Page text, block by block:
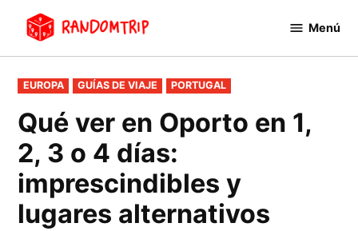
contenido
Menú
PUBLICADO
EN
EUROPA GUÍAS DE VIAJE PORTUGAL
Qué ver en Oporto en 1,
2, 3 o 4 días:
imprescindibles y
lugares alternativos